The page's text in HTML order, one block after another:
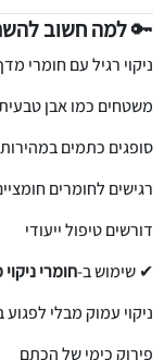
🔑למה חשוב
ניקוי רגיל עם חומרי
משטחים כמו אבן טבעית
סופגים כתמים במהירות
רגישים לחומרים חומציים
דורשים טיפול ייעודי
✔ שימוש ב-חומרי ניקוי
ניקוי עמוק מבלי לפגוע
פירוק כימי של הכתם